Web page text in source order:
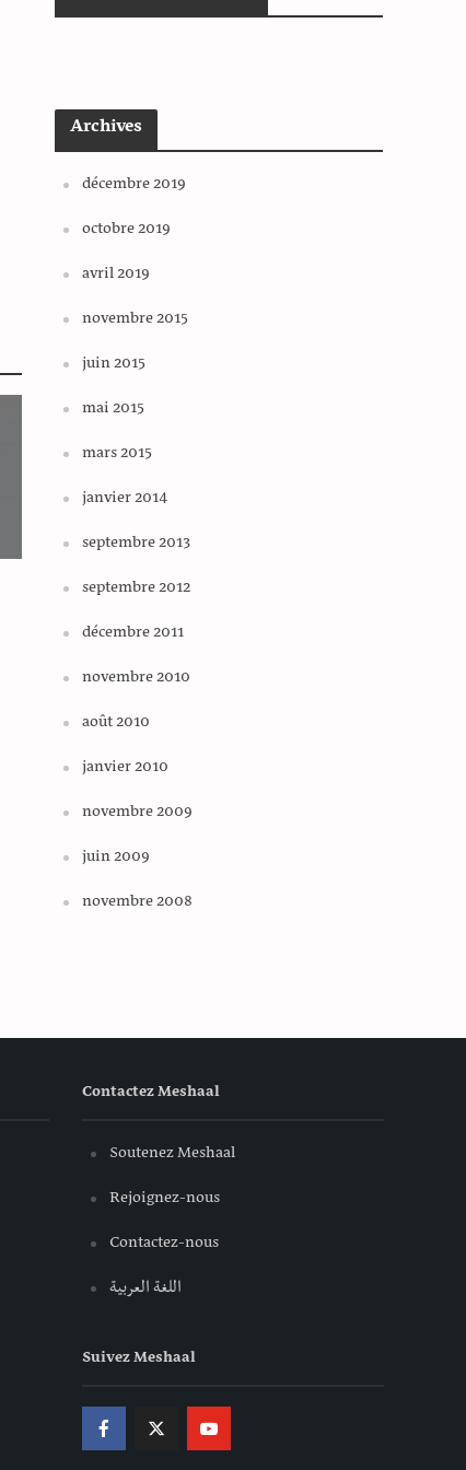
Archives
décembre 2019
octobre 2019
avril 2019
novembre 2015
juin 2015
mai 2015
mars 2015
janvier 2014
septembre 2013
septembre 2012
décembre 2011
novembre 2010
août 2010
janvier 2010
novembre 2009
juin 2009
novembre 2008
Contactez Meshaal
Soutenez Meshaal
Rejoignez-nous
Contactez-nous
اللغة العربية
Suivez Meshaal